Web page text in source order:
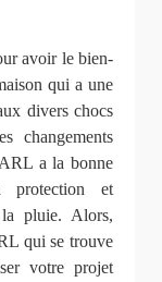
avoir le bien-
qui a une
divers chocs
changements
a la bonne
protection et
pluie. Alors,
qui se trouve
votre projet